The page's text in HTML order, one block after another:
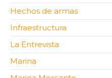
Hechos de armas
Infraestructura
La Entrevista
Marina